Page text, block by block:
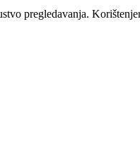
pregledavanja.